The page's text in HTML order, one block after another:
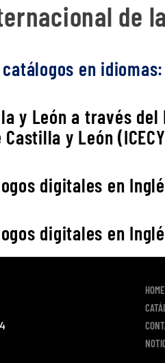
de
en
y León a través
Castilla y León
digitales en
digitales en
HOME